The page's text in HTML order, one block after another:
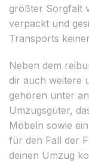
größter Sorgfalt
verpackt und
Transports
Neben dem
dir auch weitere
gehören unter
Umzugsgüter,
Möbeln sowie
für den Fall der
deinen Umzug